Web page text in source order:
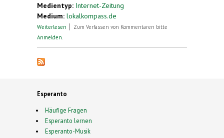
Medientyp: Internet-Zeitung
Medium: lokalkompass.de
Weiterlesen über Esperanto-Kurse im Grünen Haus
Zum Verfassen von Kommentaren bitte
Anmelden
Esperanto
Häufige Fragen
Esperanto lernen
Esperanto-Musik